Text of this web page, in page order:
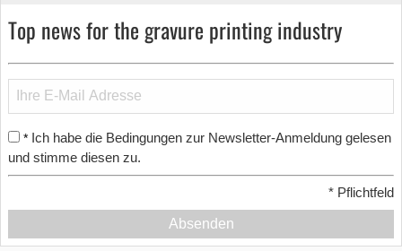
Top news for the gravure printing industry
* Ich habe die Bedingungen zur Newsletter-Anmeldung gelesen
und stimme diesen zu.
* Pflichtfeld
Absenden